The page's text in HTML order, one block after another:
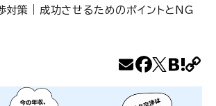
対策｜成功させるためのポイントとNG